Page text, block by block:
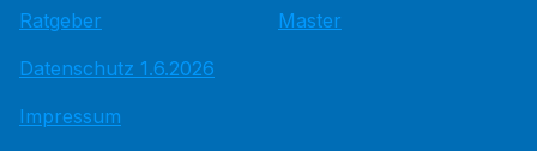
Ratgeber
Datenschutz 1.6.2026
Impressum
Master